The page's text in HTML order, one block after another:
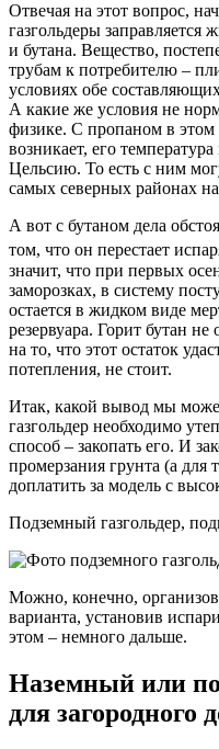
Отвечая на этот вопрос,
газгольдеры заправляется
и бутана. Вещество,
трубам к потребителю –
условиях обе
А какие же условия не
физике. С пропаном в
возникает, его
Цельсию. То есть с ним
самых северных районах
А вот с бутаном дела
том, что он перестает
значит, что при первых
заморозках, в систему
остается в жидком виде
резервуара. Горит бутан
на то, что этот остаток
потепления, не стоит.
Итак, какой вывод мы
газгольдер необходимо
способ – закопать его. И
промерзания грунта (а для
доплатить за модель с
Подземный газгольдер,
Можно, конечно,
варианта, установив
этом – немного дальше.
Наземный или
для загородного